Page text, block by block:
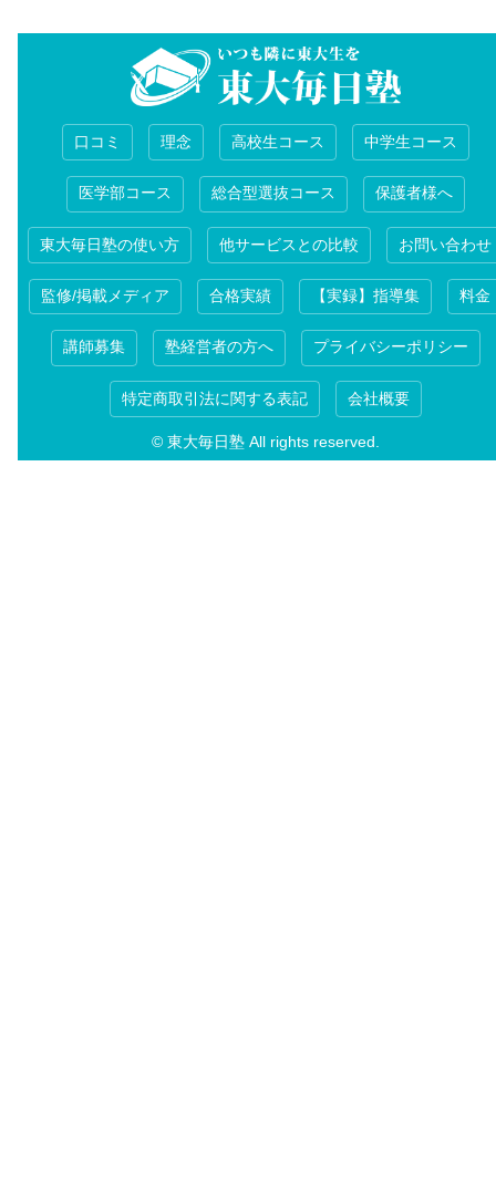
口コミ 理念 高校生コース 中学生コース
医学部コース 総合型選抜コース 保護者様へ
東大毎日塾の使い方 他サービスとの比較 お問い合わせ
監修/掲載メディア 合格実績 【実録】指導集 料金
講師募集 塾経営者の方へ プライバシーポリシー
特定商取引法に関する表記 会社概要
© 東大毎日塾 All rights reserved.